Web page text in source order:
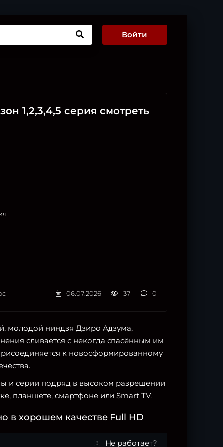
Войти
1,2,3,4,5 серия смотреть
06.07.2026 37 0
молодой ниндзя Дзиро Адзума,
сливается с некогда спасённым им
к новосформированному
и серии подряд в высоком разрешении
планшете, смартфоне или Smart TV.
в хорошем качестве Full HD
Не работает?